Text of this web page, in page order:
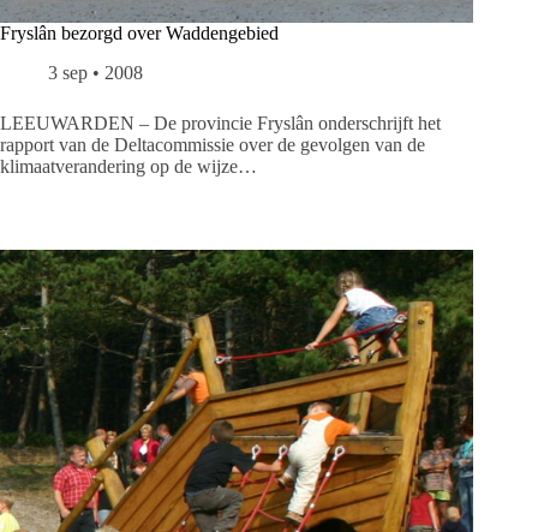
Fryslân bezorgd over Waddengebied
3 sep • 2008
LEEUWARDEN – De provincie Fryslân onderschrijft het
rapport van de Deltacommissie over de gevolgen van de
klimaatverandering op de wijze…